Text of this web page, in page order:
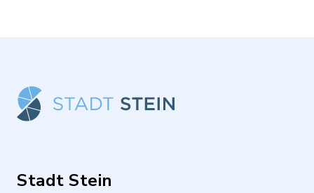
Stadt Stein